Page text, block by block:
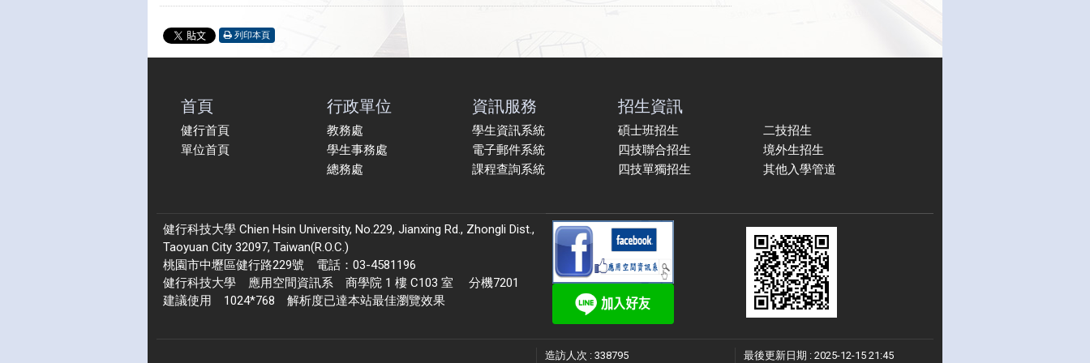
列印本頁
首頁
健行首頁
單位首頁
行政單位
教務處
學生事務處
總務處
資訊服務
學生資訊系統
電子郵件系統
課程查詢系統
招生資訊
碩士班招生
四技聯合招生
四技單獨招生
二技招生
境外生招生
其他入學管道
健行科技大學 Chien Hsin University, No.229, Jianxing Rd., Zhongli Dist.,
Taoyuan City 32097, Taiwan(R.O.C.)
桃園市中壢區健行路229號 電話：03-4581196
健行科技大學 應用空間資訊系 商學院 1 樓 C103 室 分機7201
建議使用 1024*768 解析度已達本站最佳瀏覽效果
造訪人次 : 338795 最後更新日期 : 2025-12-15 21:45